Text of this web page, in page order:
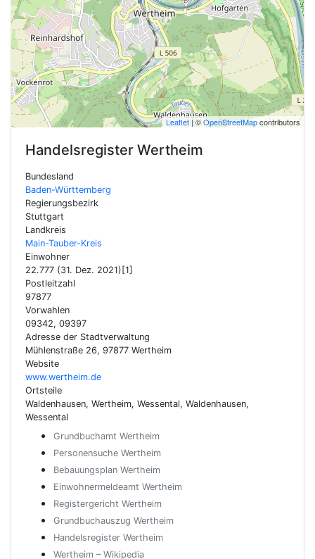
Leaflet | ©OpenStreetMapcontributors
Handelsregister Wertheim
Bundesland
Baden-Württemberg
Regierungsbezirk
Stuttgart
Landkreis
Main-Tauber-Kreis
Einwohner
22.777 (31. Dez. 2021)[1]
Postleitzahl
97877
Vorwahlen
09342, 09397
Adresse der Stadtverwaltung
Mühlenstraße 26, 97877 Wertheim
Website
www.wertheim.de
Ortsteile
Waldenhausen, Wertheim, Wessental, Waldenhausen,
Wessental
Grundbuchamt Wertheim
Personensuche Wertheim
Bebauungsplan Wertheim
Einwohnermeldeamt Wertheim
Registergericht Wertheim
Grundbuchauszug Wertheim
Handelsregister Wertheim
Wertheim – Wikipedia